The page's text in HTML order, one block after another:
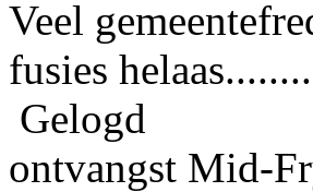
Veel
fusies helaas........
Gelogd
ontvangst Mid-